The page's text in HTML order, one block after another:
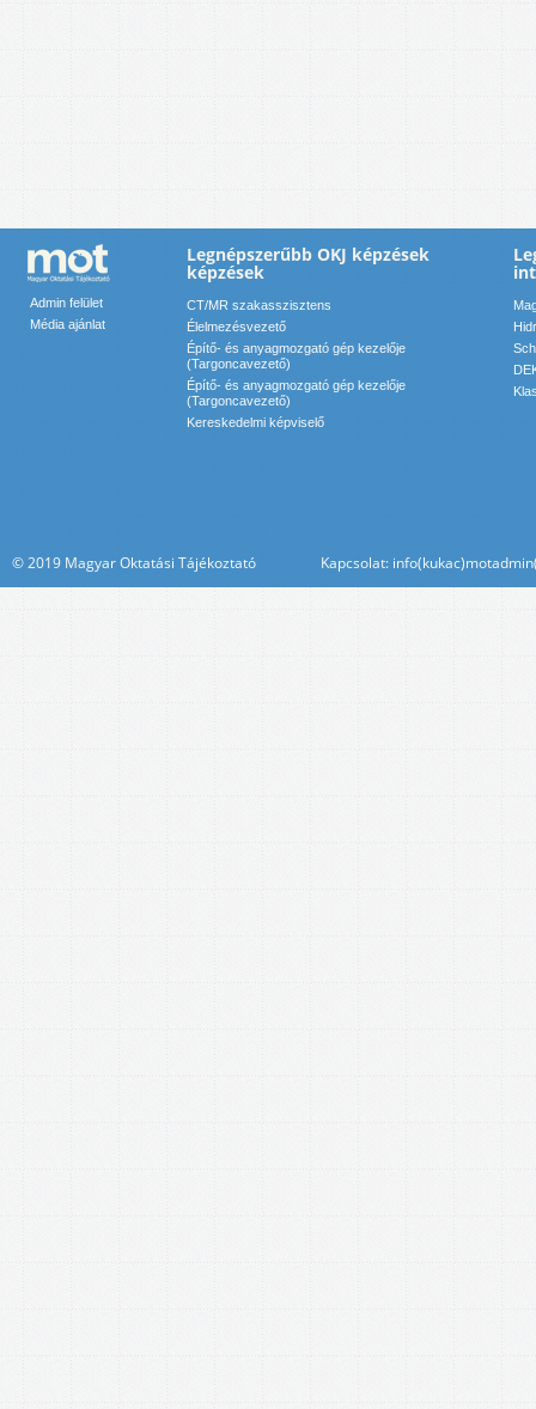
Admin felület
Média ajánlat
Legnépszerűbb OKJ képzések
képzések
CT/MR szakasszisztens
Élelmezésvezető
Építő- és anyagmozgató gép kezelője
(Targoncavezető)
Építő- és anyagmozgató gép kezelője
(Targoncavezető)
Kereskedelmi képviselő
© 2019 Magyar Oktatási Tájékoztató Kapcsolat: